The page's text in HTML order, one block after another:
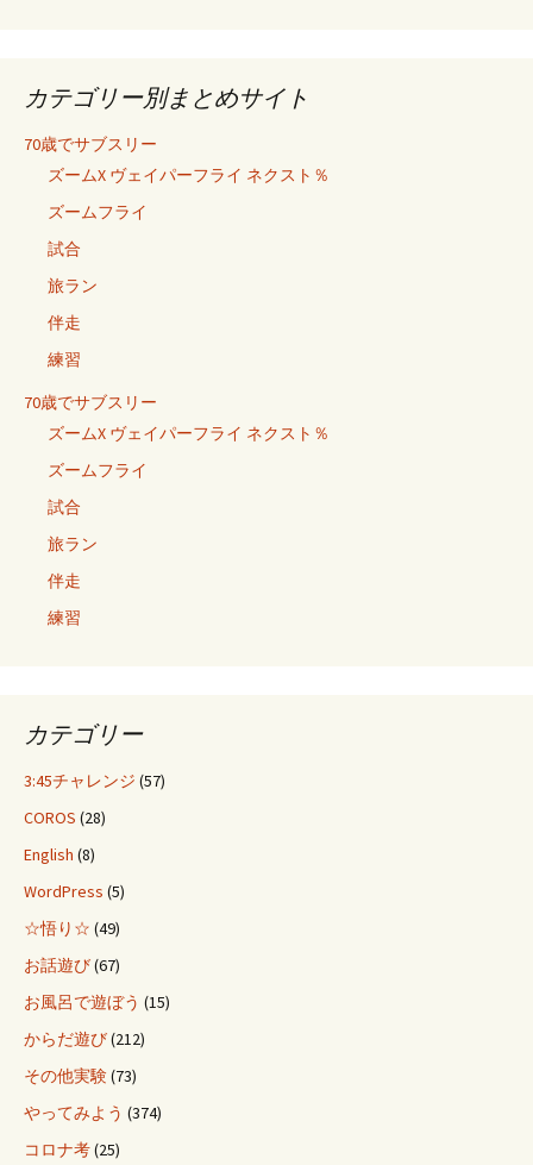
カテゴリー別まとめサイト
70歳でサブスリー
ズームX ヴェイパーフライ ネクスト％
ズームフライ
試合
旅ラン
伴走
練習
70歳でサブスリー
ズームX ヴェイパーフライ ネクスト％
ズームフライ
試合
旅ラン
伴走
練習
カテゴリー
3:45チャレンジ (57)
COROS (28)
English (8)
WordPress (5)
☆悟り☆ (49)
お話遊び(67)
お風呂で遊ぼう (15)
からだ遊び(212)
その他実験(73)
やってみよう (374)
コロナ考(25)